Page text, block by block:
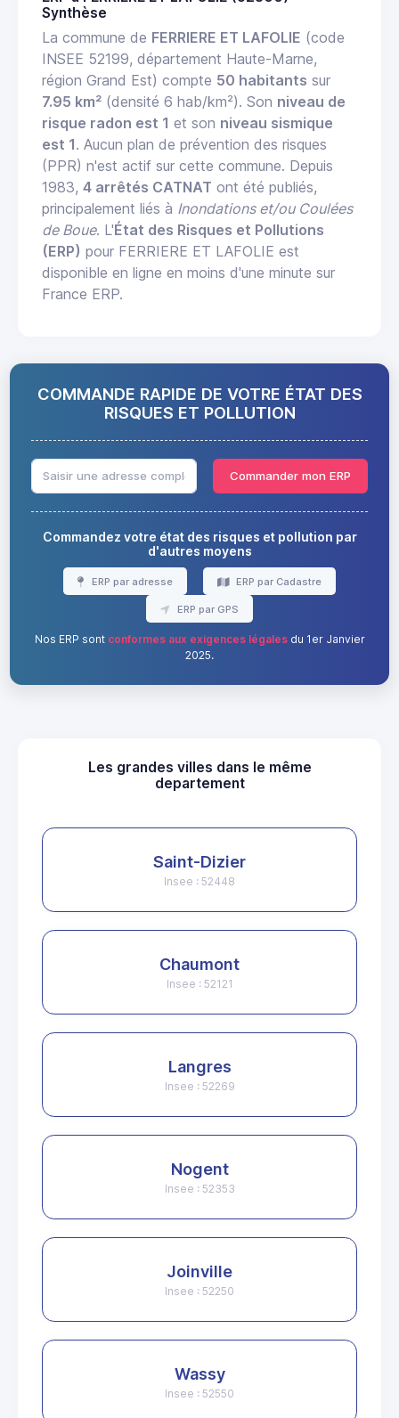
Synthèse
La commune de FERRIERE ET LAFOLIE (code
INSEE 52199, département Haute-Marne,
région Grand Est) compte 50 habitants sur
7.95 km² (densité 6 hab/km²). Son niveau de
risque radon est 1 et son niveau sismique
est 1. Aucun plan de prévention des risques
(PPR) n'est actif sur cette commune. Depuis
1983, 4 arrêtés CATNAT ont été publiés,
principalement liés à Inondations et/ou Coulées
de Boue. L'État des Risques et Pollutions
(ERP) pour FERRIERE ET LAFOLIE est
disponible en ligne en moins d'une minute sur
France ERP.
COMMANDE RAPIDE DE VOTRE ÉTAT DES
RISQUES ET POLLUTION
Commander mon ERP
Commandez votre état des risques et pollution par
d'autres moyens
ERP par adresse ERP par Cadastre
ERP par GPS
Nos ERP sont conformes aux exigences légalesdu 1er Janvier
2025.
Les grandes villes dans le même
departement
Saint-Dizier
Insee : 52448
Chaumont
Insee : 52121
Langres
Insee : 52269
Nogent
Insee : 52353
Joinville
Insee : 52250
Wassy
Insee : 52550